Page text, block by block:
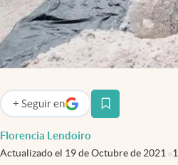
Mediakit
abre en nueva pestaña
Argentina
Florencia Lendoiro
Actualizado el 19 de Octubre de 2021
+ Seguir en
abre en nueva pestaña